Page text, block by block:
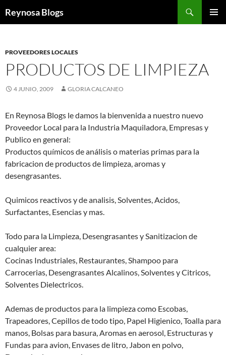
Reynosa Blogs
PROVEEDORES LOCALES
PRODUCTOS DE LIMPIEZA
4 JUNIO, 2009 GLORIA CALCANEO
En Reynosa Blogs le damos la bienvenida a nuestro nuevo
Proveedor Local para la Industria Maquiladora, Empresas y
Publico en general:
Productos químicos de análisis o materias primas para la
fabricacion de productos de limpieza, aromas y
desengrasantes.
Quimicos reactivos y de analisis, Solventes, Acidos,
Surfactantes, Esencias y mas.
Todo para la Limpieza, Desengrasantes y Sanitizacion de
cualquier area:
Cocinas Industriales, Restaurantes, Shampoo para
Carrocerias, Desengrasantes Alcalinos, Solventes y Citricos,
Solventes Dielectricos.
Ademas de productos para la limpieza como Escobas,
Trapeadores, Cepillos de todo tipo, Papel Higienico, Toalla para
manos, Bolsas para basura, Aromas en aerosol, Estructuras y
Fundas para avion, Envases de litro, Jabon en polvo,